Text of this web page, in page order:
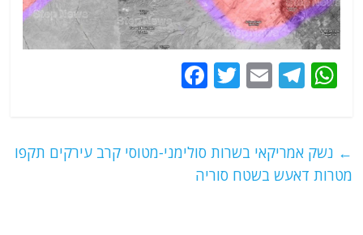
W
s
A
T
g
ra
E
l
T
er
e ← נשק אמריקאי בשרות סולימני-מטוסי קרב עירקים תקפו
מטרות דאעש בשטח סוריה